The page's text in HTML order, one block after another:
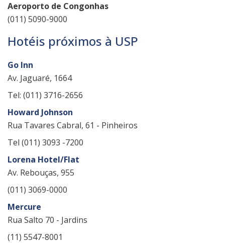
Aeroporto de Congonhas
(011) 5090-9000
Hotéis próximos à USP
Go Inn
Av. Jaguaré, 1664
Tel: (011) 3716-2656
Howard Johnson
Rua Tavares Cabral, 61 - Pinheiros
Tel (011) 3093 -7200
Lorena Hotel/Flat
Av. Rebouças, 955
(011) 3069-0000
Mercure
Rua Salto 70 - Jardins
(11) 5547-8001